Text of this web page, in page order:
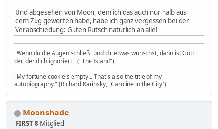
Und abgesehen von Moon, dem ich das auch nur halb aus
dem Zug geworfen habe, habe ich ganz vergessen bei der
Verabschiedung: Guten Rutsch natürlich an alle!
"Wenn du die Augen schließt und dir etwas wünschst, dann ist Gott
der, der dich ignoriert." ("The Island")
"My fortune cookie's empty... That's also the title of my
autobiography." (Richard Karinsky, "Caroline in the City")
Moonshade
FIRST 8 Mitglied